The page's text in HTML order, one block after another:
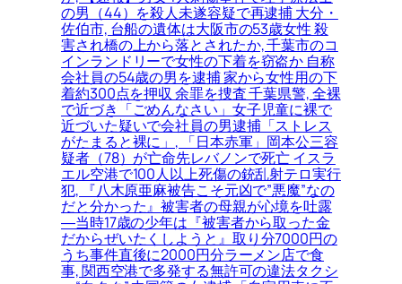
の男（44）を殺人未遂容疑で再逮捕 大分・
佐伯市, 台船の遺体は大阪市の53歳女性 殺
害され橋の上から落とされたか, 千葉市のコ
インランドリーで女性の下着を窃盗か 自称
会社員の54歳の男を逮捕 家から女性用の下
着約300点を押収 余罪を捜査 千葉県警, 全裸
で近づき「ごめんなさい」女子児童に裸で
近づいた疑いで会社員の男逮捕「ストレス
がたまると裸に」, 「日本赤軍」岡本公三容
疑者（78）が亡命先レバノンで死亡 イスラ
エル空港で100人以上死傷の銃乱射テロ実行
犯, 『八木原亜麻被告こそ元凶で”悪魔”なの
だと分かった』被害者の母親が心境を吐露
―当時17歳の少年は『被害者から取った金
だからぜいたくしようと』取り分7000円の
うち事件直後に2000円分ラーメン店で食
事, 関西空港で多発する無許可の違法タクシ